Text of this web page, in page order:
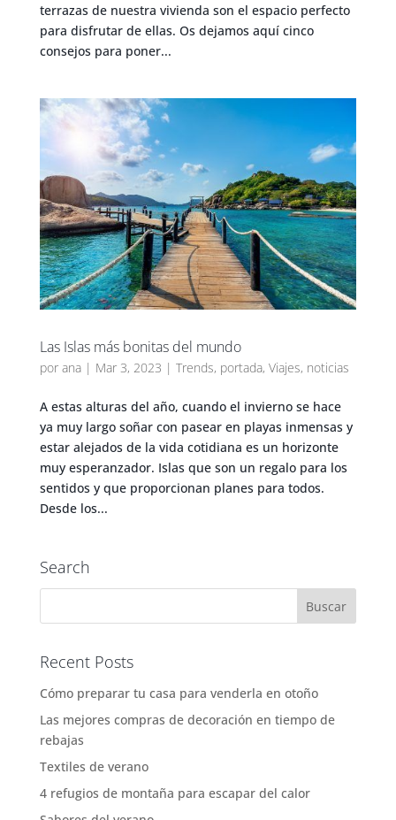
terrazas de nuestra vivienda son el espacio perfecto
para disfrutar de ellas. Os dejamos aquí cinco
consejos para poner...
Las Islas más bonitas del mundo
por ana| Mar 3, 2023 | Trends, portada, Viajes, noticias
A estas alturas del año, cuando el invierno se hace
ya muy largo soñar con pasear en playas inmensas y
estar alejados de la vida cotidiana es un horizonte
muy esperanzador. Islas que son un regalo para los
sentidos y que proporcionan planes para todos.
Desde los...
Search
Recent Posts
Cómo preparar tu casa para venderla en otoño
Las mejores compras de decoración en tiempo de
rebajas
Textiles de verano
4 refugios de montaña para escapar del calor